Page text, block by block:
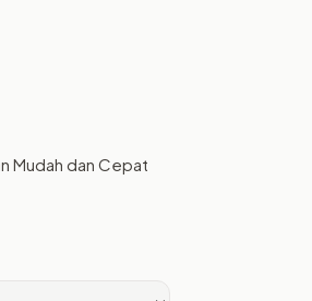
Mudah dan Cepat